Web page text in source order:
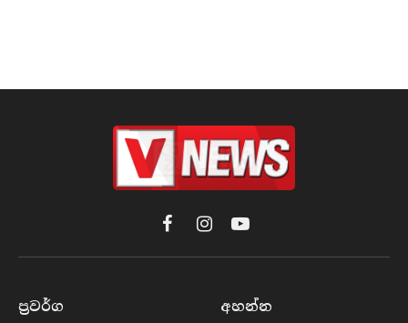
FacebookInstagramYouTube
ප්‍රවර්​ග අහන්​න